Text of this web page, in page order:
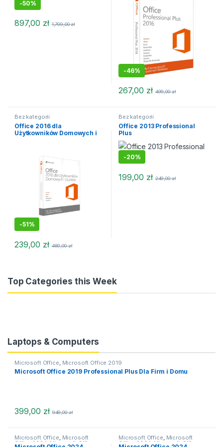
-50%
897,00 zł 1,799,00zł
-46%
267,00 zł 499,00zł
Bez kategorii
Office 2016 dla
Użytkowników Domowych i
-51%
239,00 zł 489,00zł
Bez kategorii
Office 2013 Professional
Plus
-20%
199,00 zł 249,00zł
Top Categories this Week
Laptops & Computers
Microsoft Office Microsoft Office 2019
Microsoft Office 2019 Professional Plus Dla Firm i Domu
399,00 zł 949,00zł
Microsoft Office, Microsoft
Office 2024,Microsoft Office
Microsoft Office, Microsoft
Office 2024,Microsoft Office